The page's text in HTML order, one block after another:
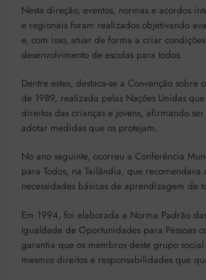
Nesta direção, eventos, normas e acordos
e regionais foram realizados objetivando
e, com isso, atuar de forma a criar
desenvolvimento de escolas para todos.
Dentre estes, destaca-se a Convenção sobre
de 1989, realizada pelas Nações Unidas
direitos das crianças e jovens, afirmando
adotar medidas que os protejam.
No ano seguinte, ocorreu a Conferência
para Todos, na Tailândia, que recomendava
necessidades básicas de aprendizagem de
Em 1994, foi elaborada a Norma Padrão
Igualdade de Oportunidades para Pessoas
garantia que os membros deste grupo
mesmos direitos e responsabilidades que